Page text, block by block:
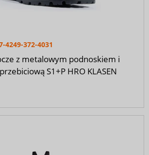
4249-372-4031
z metalowym podnoskiem i
S1+P HRO KLASEN